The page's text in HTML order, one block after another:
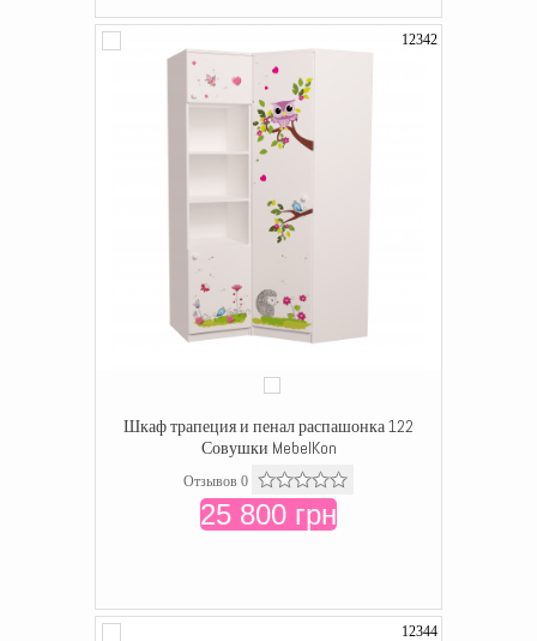
12342
Шкаф трапеция и пенал распашонка 122
Совушки MebelKon
Отзывов 0
25 800 грн
12344